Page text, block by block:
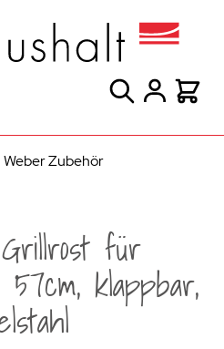
Suche
Weber Zubehör
für
57cm, klappbar,